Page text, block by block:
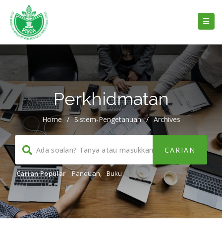
Perkhidmatan
Home / Sistem-Pengetahuan / Archives
Carian Popular Panduan, Buku